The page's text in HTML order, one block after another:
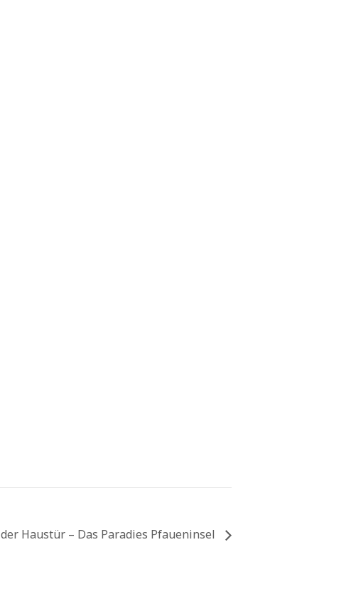
Haustür – Das Paradies Pfaueninsel